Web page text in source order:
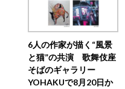
6人の作家が描く“風景
と猫”の共演 歌舞伎座
そばのギャラリー
YOHAKUで8月20日か